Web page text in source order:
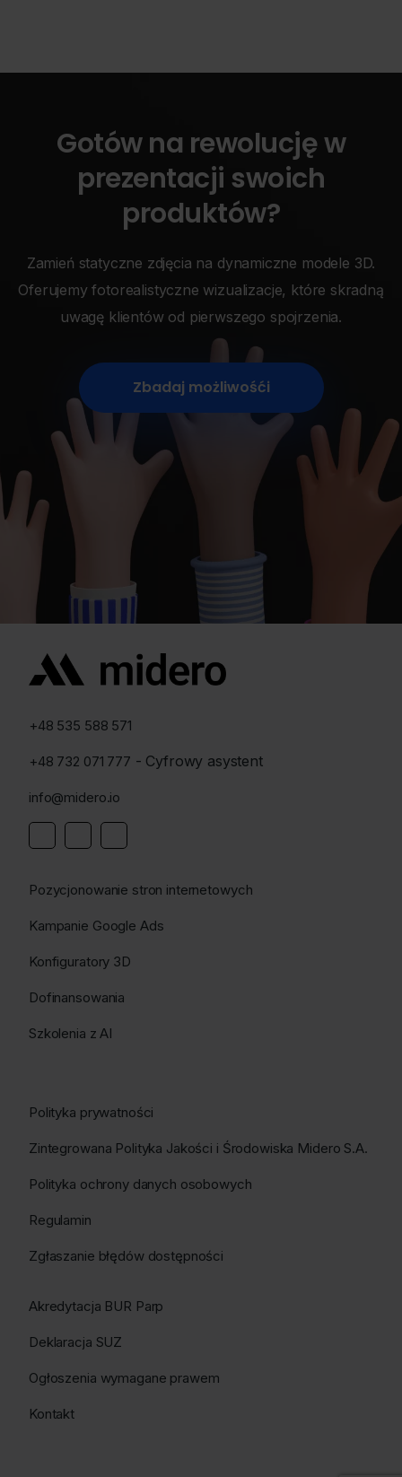
Gotów na rewolucję w
prezentacji swoich
produktów?
Zamień statyczne zdjęcia na dynamiczne modele 3D.
Oferujemy fotorealistyczne wizualizacje, które skradną
uwagę klientów od pierwszego spojrzenia.
Zbadaj możliwośći
+48 535 588 571
+48 732 071 777 - Cyfrowy asystent
info@midero.io
Pozycjonowanie stron internetowych
Kampanie Google Ads
Konfiguratory 3D
Dofinansowania
Szkolenia z AI
Polityka prywatności
Zintegrowana Polityka Jakości i Środowiska Midero S.A.
Polityka ochrony danych osobowych
Regulamin
Zgłaszanie błędów dostępności
Akredytacja BUR Parp
Deklaracja SUZ
Ogłoszenia wymagane prawem
Kontakt